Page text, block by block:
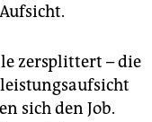
zersplittert – die
sich den Job.